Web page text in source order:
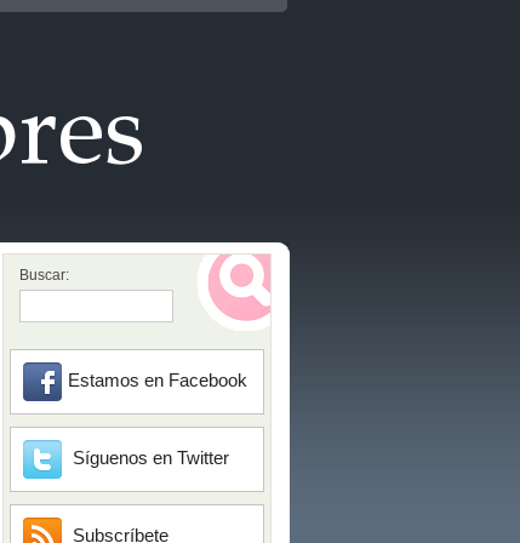
Buscar:
Estamos en Facebook
Síguenos en Twitter
Subscríbete